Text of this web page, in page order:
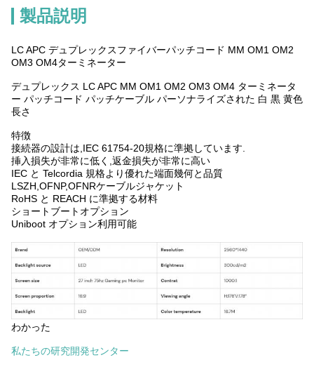
製品説明
LC APC デュプレックスファイバーパッチコード MM OM1 OM2
OM3 OM4ターミネーター
デュプレックス LC APC MM OM1 OM2 OM3 OM4 ターミネータ
ー パッチコード パッチケーブル パーソナライズされた 白 黒 黄色
長さ
特徴
接続器の設計は,IEC 61754-20規格に準拠しています.
挿入損失が非常に低く,返金損失が非常に高い
IEC と Telcordia 規格より優れた端面幾何と品質
LSZH,OFNP,OFNRケーブルジャケット
RoHS と REACH に準拠する材料
ショートブートオプション
Uniboot オプション利用可能
わかった
私たちの研究開発センター